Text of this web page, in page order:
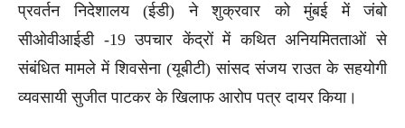
प्रवर्तन निदेशालय (ईडी) ने शुक्रवार को मुंबई में जंबो
सीओवीआईडी ​​-19 उपचार केंद्रों में कथित अनियमितताओं से
संबंधित मामले में शिवसेना (यूबीटी) सांसद संजय राउत के सहयोगी
व्यवसायी सुजीत पाटकर के खिलाफ आरोप पत्र दायर किया।